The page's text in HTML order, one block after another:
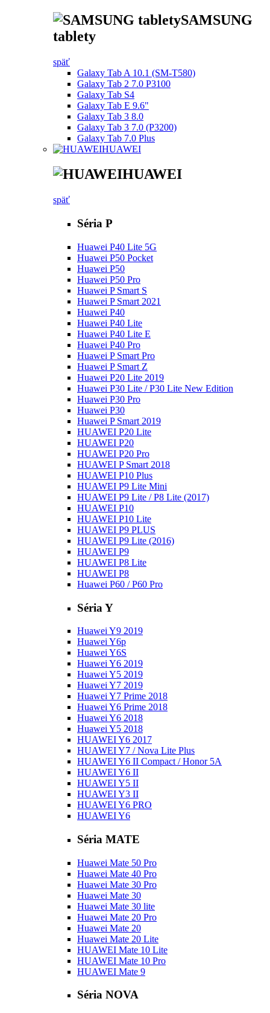
SAMSUNG
tablety
späť
Galaxy Tab A 10.1 (SM-T580)
Galaxy Tab 2 7.0 P3100
Galaxy Tab S4
Galaxy Tab E 9.6"
Galaxy Tab 3 8.0
Galaxy Tab 3 7.0 (P3200)
Galaxy Tab 7.0 Plus
HUAWEI
HUAWEI
späť
Séria P
Huawei P40 Lite 5G
Huawei P50 Pocket
Huawei P50
Huawei P50 Pro
Huawei P Smart S
Huawei P Smart 2021
Huawei P40
Huawei P40 Lite
Huawei P40 Lite E
Huawei P40 Pro
Huawei P Smart Pro
Huawei P Smart Z
Huawei P20 Lite 2019
Huawei P30 Lite / P30 Lite New Edition
Huawei P30 Pro
Huawei P30
Huawei P Smart 2019
HUAWEI P20 Lite
HUAWEI P20
HUAWEI P20 Pro
HUAWEI P Smart 2018
HUAWEI P10 Plus
HUAWEI P9 Lite Mini
HUAWEI P9 Lite / P8 Lite (2017)
HUAWEI P10
HUAWEI P10 Lite
HUAWEI P9 PLUS
HUAWEI P9 Lite (2016)
HUAWEI P9
HUAWEI P8 Lite
HUAWEI P8
Huawei P60 / P60 Pro
Séria Y
Huawei Y9 2019
Huawei Y6p
Huawei Y6S
Huawei Y6 2019
Huawei Y5 2019
Huawei Y7 2019
Huawei Y7 Prime 2018
Huawei Y6 Prime 2018
Huawei Y6 2018
Huawei Y5 2018
HUAWEI Y6 2017
HUAWEI Y7 / Nova Lite Plus
HUAWEI Y6 II Compact / Honor 5A
HUAWEI Y6 II
HUAWEI Y5 II
HUAWEI Y3 II
HUAWEI Y6 PRO
HUAWEI Y6
Séria MATE
Huawei Mate 50 Pro
Huawei Mate 40 Pro
Huawei Mate 30 Pro
Huawei Mate 30
Huawei Mate 30 lite
Huawei Mate 20 Pro
Huawei Mate 20
Huawei Mate 20 Lite
HUAWEI Mate 10 Lite
HUAWEI Mate 10 Pro
HUAWEI Mate 9
Séria NOVA